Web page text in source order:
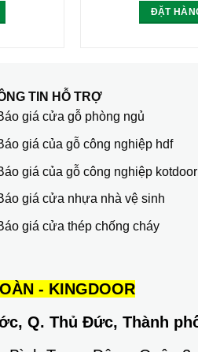
ĐẶT
TIN HỖ TRỢ
giá cửa gỗ phòng ngủ
giá của gỗ công nghiệp hdf
giá của gỗ công nghiệp kotdoor
giá cửa nhựa nhà vệ sinh
giá cửa thép chống cháy
- KINGDOOR
Q. Thủ Đức, Thành